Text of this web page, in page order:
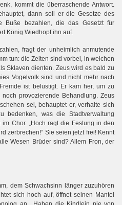
kommt die überraschende Antwort.
dann soll er die Gesetze des
Buße bezahlen, die das Gesetzt für
König Wiedhopf ihn auf.
fragt der unheimlich anmutende
tun: die Zeiten sind vorbei, in welchen
Sklaven dienten. Zeus wird es bald zu
Vogelvolk sind und nicht mehr nach
ist belustigt. Er kam her, um zu
provozierende Behandlung. Zeus
sei, behauptet er, verhalte sich
bedenken, was die Stadtverwaltung
Chor. „Hoch ragt die Festung in den
zerbrechen!“ Sie seien jetzt frei! Kennt
Wesen Brüder sind? Allem Fron, der
dem Schwachsinn länger zuzuhören
sich hoch auf, öffnet seinen Mantel